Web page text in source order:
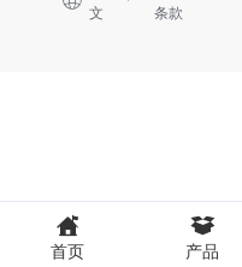
文
条款
首页 产品